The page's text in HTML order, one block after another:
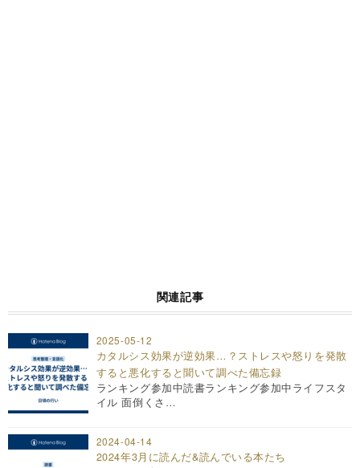
関連記事
2025-05-12
カタルシス効果が逆効果…？ストレスや怒りを発散
すると悪化すると聞いて調べた備忘録
ランキング参加中読書ランキング参加中ライフスタ
イル 面倒くさ…
2024-04-14
2024年3月に読んだ&読んでいる本たち